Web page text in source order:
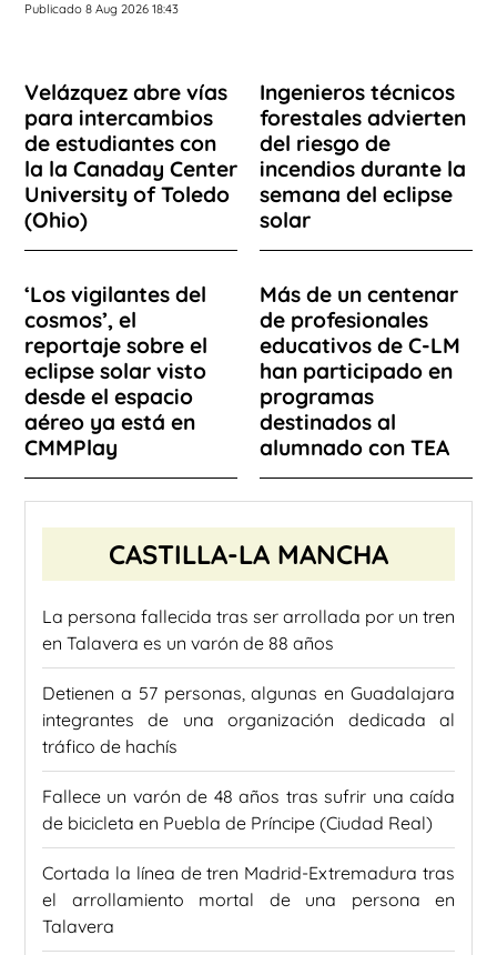
Publicado 8 Aug 2026 18:43
Velázquez abre vías
para intercambios
de estudiantes con
la la Canaday Center
University of Toledo
(Ohio)
Ingenieros técnicos
forestales advierten
del riesgo de
incendios durante la
semana del eclipse
solar
‘Los vigilantes del
cosmos’, el
reportaje sobre el
eclipse solar visto
desde el espacio
aéreo ya está en
CMMPlay
Más de un centenar
de profesionales
educativos de C-LM
han participado en
programas
destinados al
alumnado con TEA
CASTILLA-LA MANCHA
La persona fallecida tras ser arrollada por un tren
en Talavera es un varón de 88 años
Detienen a 57 personas, algunas en Guadalajara
integrantes de una organización dedicada al
tráfico de hachís
Fallece un varón de 48 años tras sufrir una caída
de bicicleta en Puebla de Príncipe (Ciudad Real)
Cortada la línea de tren Madrid-Extremadura tras
el arrollamiento mortal de una persona en
Talavera